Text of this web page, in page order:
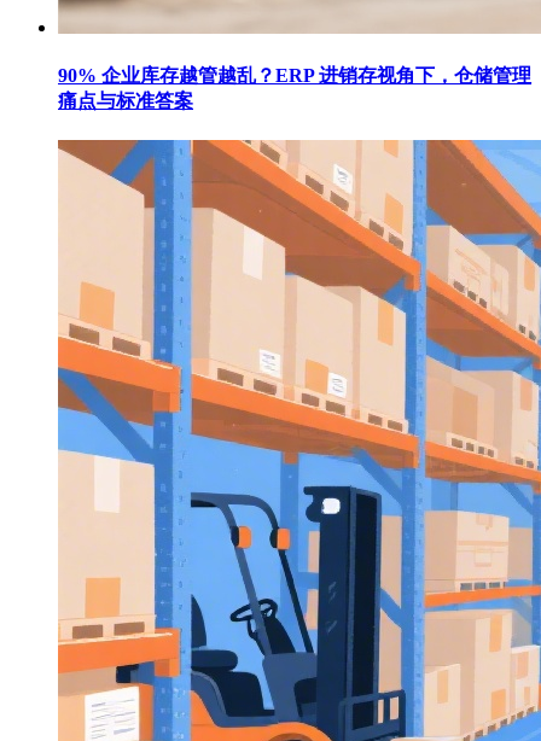
90% 企业库存越管越乱？ERP 进销存视角下，仓储管理
痛点与标准答案